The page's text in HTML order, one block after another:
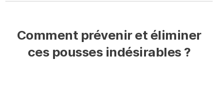
Comment prévenir et éliminer
ces pousses indésirables ?